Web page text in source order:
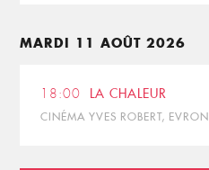
MARDI 11 AOÛT 2026
18:00 LA CHALEUR
CINÉMA YVES ROBERT, EVRON